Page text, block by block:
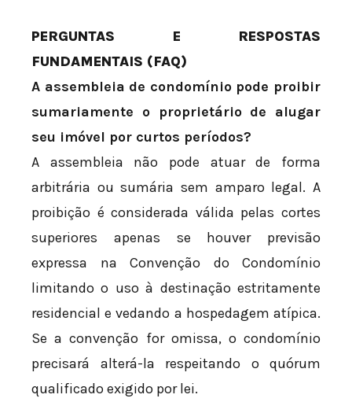
PERGUNTAS E RESPOSTAS
FUNDAMENTAIS (FAQ)
A assembleia de condomínio pode proibir
sumariamente o proprietário de alugar
seu imóvel por curtos períodos?
A assembleia não pode atuar de forma
arbitrária ou sumária sem amparo legal. A
proibição é considerada válida pelas cortes
superiores apenas se houver previsão
expressa na Convenção do Condomínio
limitando o uso à destinação estritamente
residencial e vedando a hospedagem atípica.
Se a convenção for omissa, o condomínio
precisará alterá-la respeitando o quórum
qualificado exigido por lei.